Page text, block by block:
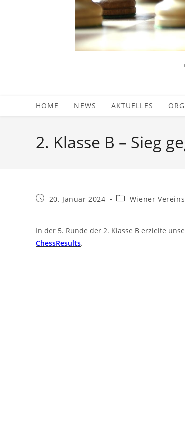
HOME NEWS AKTUELLES
2. Klasse B – Sieg
Beitrag20. Januar 2024
Beitrags-
Wiener
In der 5. Runde der 2. Klasse B erzielte
ChessResults.